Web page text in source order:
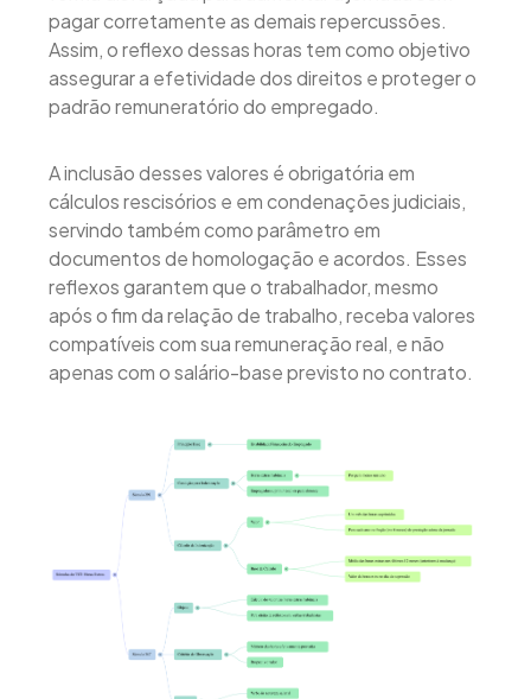
pagar corretamente as demais repercussões.
Assim, o reflexo dessas horas tem como objetivo
assegurar a efetividade dos direitos e proteger o
padrão remuneratório do empregado.
A inclusão desses valores é obrigatória em
cálculos rescisórios e em condenações judiciais,
servindo também como parâmetro em
documentos de homologação e acordos. Esses
reflexos garantem que o trabalhador, mesmo
após o fim da relação de trabalho, receba valores
compatíveis com sua remuneração real, e não
apenas com o salário-base previsto no contrato.